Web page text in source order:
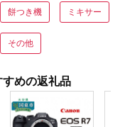
餅つき機 ミキサー
その他
めの返礼品